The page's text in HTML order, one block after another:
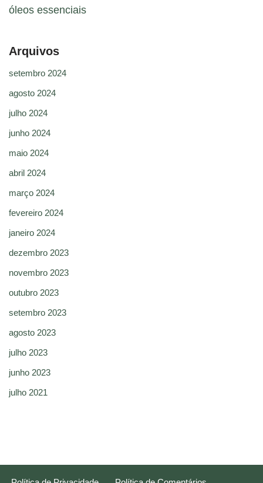
óleos essenciais
Arquivos
setembro 2024
agosto 2024
julho 2024
junho 2024
maio 2024
abril 2024
março 2024
fevereiro 2024
janeiro 2024
dezembro 2023
novembro 2023
outubro 2023
setembro 2023
agosto 2023
julho 2023
junho 2023
julho 2021